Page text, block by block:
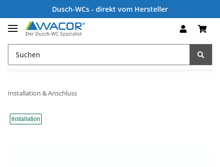
Dusch-WCs - direkt vom Hersteller
Installation & Anschluss
Installation